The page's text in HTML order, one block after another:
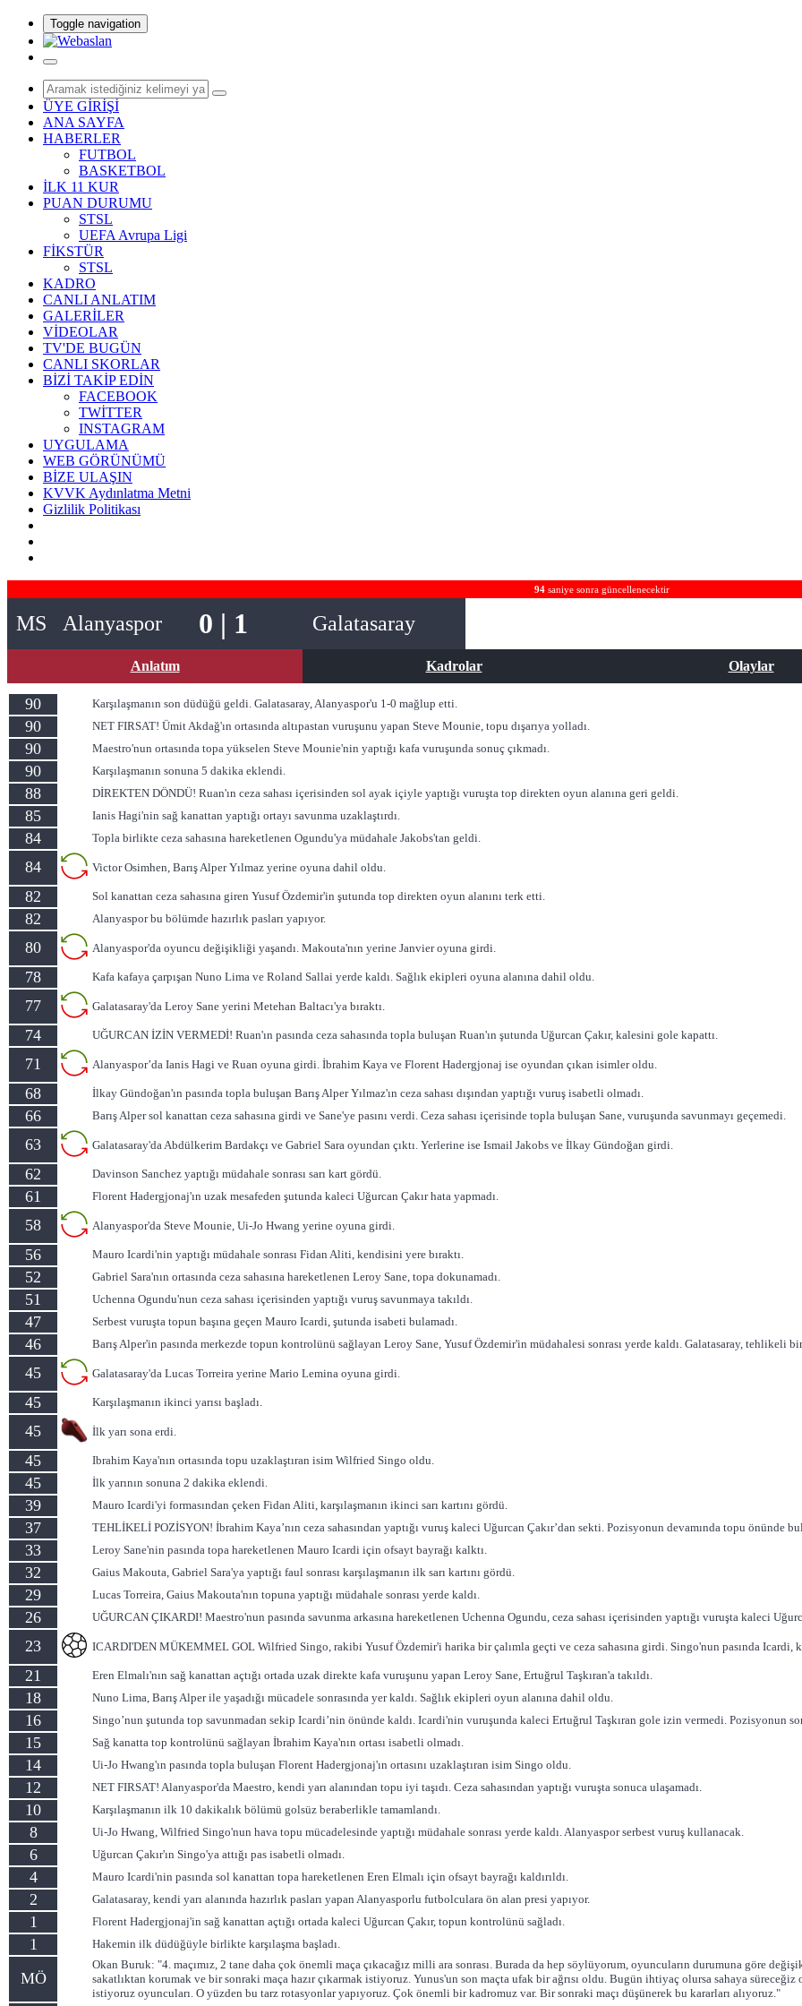
Toggle navigation
ÜYE GİRİŞİ
ANA SAYFA
HABERLER
FUTBOL
BASKETBOL
İLK 11 KUR
PUAN DURUMU
STSL
UEFA Avrupa Ligi
FİKSTÜR
STSL
KADRO
CANLI ANLATIM
GALERİLER
VİDEOLAR
TV'DE BUGÜN
CANLI SKORLAR
BİZİ TAKİP EDİN
FACEBOOK
TWİTTER
INSTAGRAM
UYGULAMA
WEB GÖRÜNÜMÜ
BİZE ULAŞIN
KVVK Aydınlatma Metni
Gizlilik Politikası
93saniye sonra güncellenecektir
MS Alanyaspor 0 | 1 Galatasaray
Anlatım Kadrolar Olaylar
90 Karşılaşmanın son düdüğü geldi. Galatasaray, Alanyaspor'u 1-0 mağlup etti.
90 NET FIRSAT! Ümit Akdağ'ın ortasında altıpastan vuruşunu yapan Steve Mounie, topu dışarıya yolladı.
90 Maestro'nun ortasında topa yükselen Steve Mounie'nin yaptığı kafa vuruşunda sonuç çıkmadı.
90 Karşılaşmanın sonuna 5 dakika eklendi.
88 DİREKTEN DÖNDÜ! Ruan'ın ceza sahası içerisinden sol ayak içiyle yaptığı vuruşta top direkten oyun alanına geri geldi.
85 Ianis Hagi'nin sağ kanattan yaptığı ortayı savunma uzaklaştırdı.
84 Topla birlikte ceza sahasına hareketlenen Ogundu'ya müdahale Jakobs'tan geldi.
84 Victor Osimhen, Barış Alper Yılmaz yerine oyuna dahil oldu.
82 Sol kanattan ceza sahasına giren Yusuf Özdemir'in şutunda top direkten oyun alanını terk etti.
82 Alanyaspor bu bölümde hazırlık pasları yapıyor.
80 Alanyaspor'da oyuncu değişikliği yaşandı. Makouta'nın yerine Janvier oyuna girdi.
78 Kafa kafaya çarpışan Nuno Lima ve Roland Sallai yerde kaldı. Sağlık ekipleri oyuna alanına dahil oldu.
77 Galatasaray'da Leroy Sane yerini Metehan Baltacı'ya bıraktı.
74 UĞURCAN İZİN VERMEDİ! Ruan'ın pasında ceza sahasında topla buluşan Ruan'ın şutunda Uğurcan Çakır, kalesini gole kapattı.
71 Alanyaspor’da Ianis Hagi ve Ruan oyuna girdi. İbrahim Kaya ve Florent Hadergjonaj ise oyundan çıkan isimler oldu.
68 İlkay Gündoğan'ın pasında topla buluşan Barış Alper Yılmaz'ın ceza sahası dışından yaptığı vuruş isabetli olmadı.
66 Barış Alper sol kanattan ceza sahasına girdi ve Sane'ye pasını verdi. Ceza sahası içerisinde topla buluşan Sane, vuruşunda savunmayı geçemedi.
63 Galatasaray'da Abdülkerim Bardakçı ve Gabriel Sara oyundan çıktı. Yerlerine ise Ismail Jakobs ve İlkay Gündoğan girdi.
62 Davinson Sanchez yaptığı müdahale sonrası sarı kart gördü.
61 Florent Hadergjonaj'ın uzak mesafeden şutunda kaleci Uğurcan Çakır hata yapmadı.
58 Alanyaspor'da Steve Mounie, Ui-Jo Hwang yerine oyuna girdi.
56 Mauro Icardi'nin yaptığı müdahale sonrası Fidan Aliti, kendisini yere bıraktı.
52 Gabriel Sara'nın ortasında ceza sahasına hareketlenen Leroy Sane, topa dokunamadı.
51 Uchenna Ogundu'nun ceza sahası içerisinden yaptığı vuruş savunmaya takıldı.
47 Serbest vuruşta topun başına geçen Mauro Icardi, şutunda isabeti bulamadı.
46 Barış Alper'in pasında merkezde topun kontrolünü sağlayan Leroy Sane, Yusuf Özdemir'in müdahalesi sonrası yerde kaldı. Galatasaray, tehlikeli
45 Galatasaray'da Lucas Torreira yerine Mario Lemina oyuna girdi.
45 Karşılaşmanın ikinci yarısı başladı.
45 İlk yarı sona erdi.
45 Ibrahim Kaya'nın ortasında topu uzaklaştıran isim Wilfried Singo oldu.
45 İlk yarının sonuna 2 dakika eklendi.
39 Mauro Icardi'yi formasından çeken Fidan Aliti, karşılaşmanın ikinci sarı kartını gördü.
37 TEHLİKELİ POZİSYON! İbrahim Kaya’nın ceza sahasından yaptığı vuruş kaleci Uğurcan Çakır’dan sekti. Pozisyonun devamında topu önünde
33 Leroy Sane'nin pasında topa hareketlenen Mauro Icardi için ofsayt bayrağı kalktı.
32 Gaius Makouta, Gabriel Sara'ya yaptığı faul sonrası karşılaşmanın ilk sarı kartını gördü.
29 Lucas Torreira, Gaius Makouta'nın topuna yaptığı müdahale sonrası yerde kaldı.
26 UĞURCAN ÇIKARDI! Maestro'nun pasında savunma arkasına hareketlenen Uchenna Ogundu, ceza sahası içerisinden yaptığı vuruşta kaleci
23 ICARDI'DEN MÜKEMMEL GOL Wilfried Singo, rakibi Yusuf Özdemir'i harika bir çalımla geçti ve ceza sahasına girdi. Singo'nun pasında Icardi,
21 Eren Elmalı'nın sağ kanattan açtığı ortada uzak direkte kafa vuruşunu yapan Leroy Sane, Ertuğrul Taşkıran'a takıldı.
18 Nuno Lima, Barış Alper ile yaşadığı mücadele sonrasında yer kaldı. Sağlık ekipleri oyun alanına dahil oldu.
16 Singo’nun şutunda top savunmadan sekip Icardi’nin önünde kaldı. Icardi'nin vuruşunda kaleci Ertuğrul Taşkıran gole izin vermedi. Pozisyonun
15 Sağ kanatta top kontrolünü sağlayan İbrahim Kaya'nın ortası isabetli olmadı.
14 Ui-Jo Hwang'ın pasında topla buluşan Florent Hadergjonaj'ın ortasını uzaklaştıran isim Singo oldu.
12 NET FIRSAT! Alanyaspor'da Maestro, kendi yarı alanından topu iyi taşıdı. Ceza sahasından yaptığı vuruşta sonuca ulaşamadı.
10 Karşılaşmanın ilk 10 dakikalık bölümü golsüz beraberlikle tamamlandı.
8 Ui-Jo Hwang, Wilfried Singo'nun hava topu mücadelesinde yaptığı müdahale sonrası yerde kaldı. Alanyaspor serbest vuruş kullanacak.
6 Uğurcan Çakır'ın Singo'ya attığı pas isabetli olmadı.
4 Mauro Icardi'nin pasında sol kanattan topa hareketlenen Eren Elmalı için ofsayt bayrağı kaldırıldı.
2 Galatasaray, kendi yarı alanında hazırlık pasları yapan Alanyasporlu futbolculara ön alan presi yapıyor.
1 Florent Hadergjonaj'in sağ kanattan açtığı ortada kaleci Uğurcan Çakır, topun kontrolünü sağladı.
1 Hakemin ilk düdüğüyle birlikte karşılaşma başladı.
MÖ
Okan Buruk: "4. maçımız, 2 tane daha çok önemli maça çıkacağız milli ara sonrası. Burada da hep söylüyorum, oyuncuların durumuna göre
sakatlıktan korumak ve bir sonraki maça hazır çıkarmak istiyoruz. Yunus'un son maçta ufak bir ağrısı oldu. Bugün ihtiyaç olursa sahaya
istiyoruz oyuncuları. O yüzden bu tarz rotasyonlar yapıyoruz. Çok önemli bir kadromuz var. Bir sonraki maçı düşünerek bu kararları alıyoruz."